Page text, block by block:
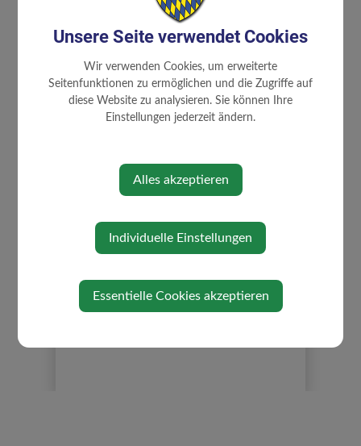
GEMEINDE
familienfreundliche Gemeinde
Über die Gemeinde
Politik
Unsere Seite verwendet Cookies
Wir verwenden Cookies, um erweiterte
Seitenfunktionen zu ermöglichen und die Zugriffe auf
diese Website zu analysieren. Sie können Ihre
Einstellungen jederzeit ändern.
Alles akzeptieren
Individuelle Einstellungen
Essentielle Cookies akzeptieren